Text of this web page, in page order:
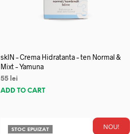
skIN – Crema Hidratanta – ten Normal &
Mixt – Yamuna
55 lei
ADD TO CART
NOU!
STOC EPUIZAT